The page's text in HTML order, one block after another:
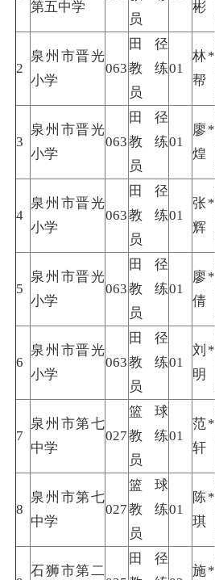
第五中学
员
彬
2
泉州市晋光
小学
063
田径
教练
员
01
林*
帮
3
泉州市晋光
小学
063
田径
教练
员
01
廖*
煌
4
泉州市晋光
小学
063
田径
教练
员
01
张*
辉
5
泉州市晋光
小学
063
田径
教练
员
01
廖*
倩
6
泉州市晋光
小学
063
田径
教练
员
01
刘*
明
7
泉州市第七
中学
027
篮球
教练
员
01
范*
轩
8
泉州市第七
中学
027
篮球
教练
员
01
陈*
琪
石狮市第二
田径
施*